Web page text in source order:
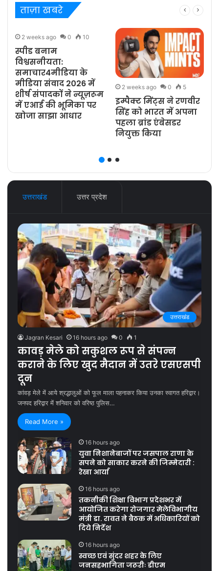
ताज़ा खबरे
2 weeks ago 0 10
स्पीड बनाम
विश्वसनीयता:
समाचार4मीडिया के
मीडिया संवाद 2026 में
शीर्ष संपादकों ने न्यूज़रूम
में एआई की भूमिका पर
खोजा साझा आधार
2 weeks ago 0 5
इम्पैक्ट मिंट्स ने रणवीर
सिंह को भारत में अपना
पहला ब्रांड एंबेसडर
नियुक्त किया
उत्तराखंड उत्तर प्रदेश
उत्तराखंड
Jagran Kesari 16 hours ago 0 1
कावड़ मेले को सकुशल रूप से संपन्न
कराने के लिए खुद मैदान में उतरे एसएसपी
दून
कांवड़ मेले में आये श्रद्धालुओं को फूल माला पहनाकर किया उनका स्वागत हरिद्वार।
जनपद हरिद्वार में शनिवार को वरिष्ठ पुलिस…
Read More »
16 hours ago
युवा निशानेबाजों पर जसपाल राणा के
सपने को साकार करने की जिम्मेदारी :
रेखा आर्या
16 hours ago
तकनीकी शिक्षा विभाग प्रदेशभर में
आयोजित करेगा रोजगार मेलेविभागीय
मंत्री डा. रावत ने बैठक में अधिकारियों को
दिये निर्देश
16 hours ago
स्वच्छ एवं सुंदर शहर के लिए
जनसहभागिता जरूरीः डीएम